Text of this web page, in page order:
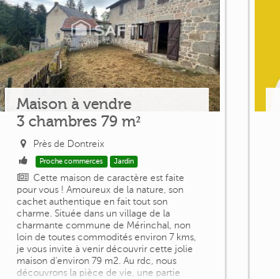
Maison à vendre
3 chambres 79 m²
Près de Dontreix
Proche commerces Jardin
Cette maison de caractère est faite
pour vous ! Amoureux de la nature, son
cachet authentique en fait tout son
charme. Située dans un village de la
charmante commune de Mérinchal, non
loin de toutes commodités environ 7 kms,
je vous invite à venir découvrir cette jolie
maison d'environ 79 m2. Au rdc, nous
découvrons la pièce de vie, une partie